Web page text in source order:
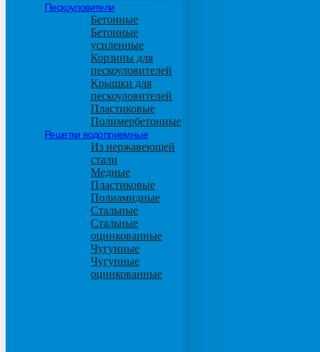
Пескоуловители
Бетонные
Бетонные
усиленные
Корзины для
пескоуловителей
Крышки для
пескоуловителей
Пластиковые
Полимербетонные
Решетки водоприемные
Из нержавеющей
стали
Медные
Пластиковые
Полиамидные
Стальные
Стальные
оцинкованные
Чугунные
Чугунные
оцинкованные